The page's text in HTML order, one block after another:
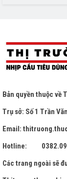
Bản quyền thuộc về
Trụ sở: Số 1 Trần
Email:
Hotline:
Các trang ngoài sẽ